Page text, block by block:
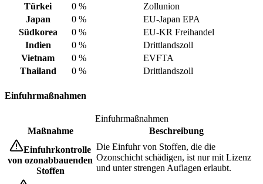
Türkei
0 %
Zollunion
Japan
0 %
EU-Japan EPA
Südkorea
0 %
EU-KR Freihandel
Indien
0 %
Drittlandszoll
Vietnam
0 %
EVFTA
Thailand
0 % Drittlandszoll
Einfuhrmaßnahmen
Einfuhrmaßnahmen
Maßnahme
Beschreibung
Einfuhrkontrolle
von ozonabbauenden
Stoffen
Die Einfuhr von Stoffen, die die
Ozonschicht schädigen, ist nur mit Lizenz
und unter strengen Auflagen erlaubt.